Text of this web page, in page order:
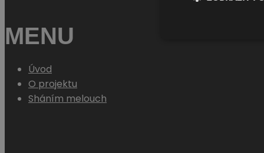
MENU
Úvod
O projektu
Sháním melouch